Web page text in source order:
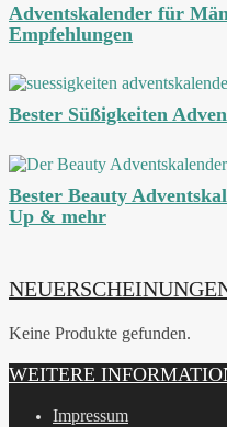
Adventskalender für
Empfehlungen
Bester Süßigkeiten
Bester Beauty
Up & mehr
Keine Produkte gefunden.
WEITERE
Impressum